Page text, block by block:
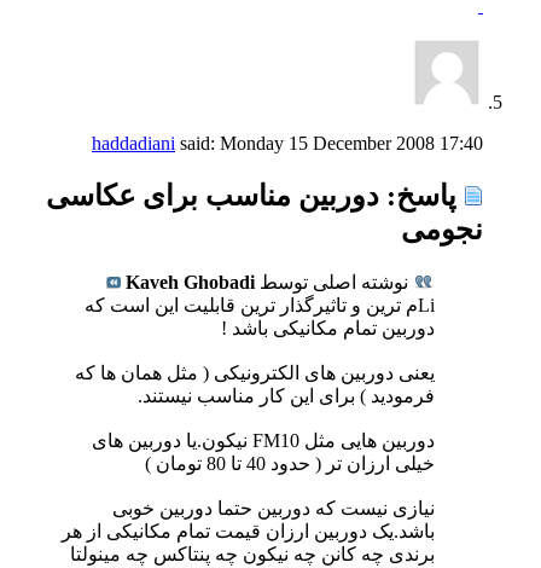
haddadiani said: Monday 15 December 2008 17:40
پاسخ: دوربین مناسب برای عکاسی
نجومی
نوشته اصلی توسط Kaveh Ghobadi
Liم ترین و تاثیرگذار ترین قابلیت این است که
دوربین تمام مکانیکی باشد !
یعنی دوربین های الکترونیکی ( مثل همان ها که
فرمودید ) برای این کار مناسب نیستند.
دوربین هایی مثل FM10 نیکون.یا دوربین های
خیلی ارزان تر ( حدود 40 تا 80 تومان )
نیازی نیست که دوربین حتما دوربین خوبی
باشد.یک دوربین ارزان قیمت تمام مکانیکی از هر
برندی چه کانن چه نیکون چه پنتاکس چه مینولتا